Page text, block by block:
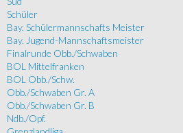
Schüler
Bay. Schülermannschafts Meister
Bay. Jugend-Mannschaftsmeister
Finalrunde Obb./Schwaben
BOL Mittelfranken
BOL Obb./Schw.
Obb./Schwaben Gr. A
Obb./Schwaben Gr. B
Ndb./Opf.